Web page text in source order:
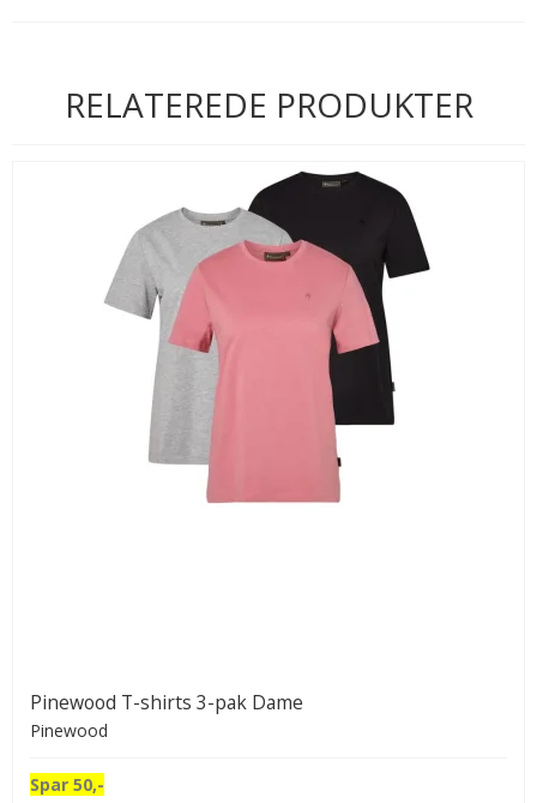
RELATEREDE PRODUKTER
Pinewood T-shirts 3-pak Dame
Pinewood
Spar 50,-